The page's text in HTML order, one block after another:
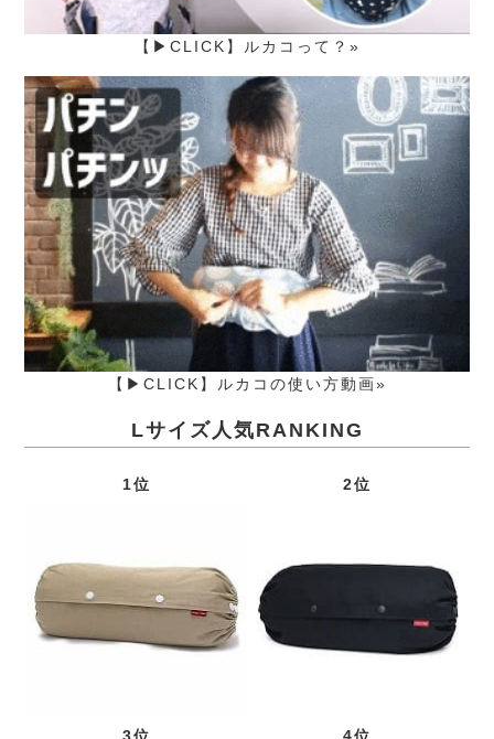
【▶CLICK】ルカコって？»
【▶CLICK】ルカコの使い方動画»
Lサイズ人気RANKING
1位 2位